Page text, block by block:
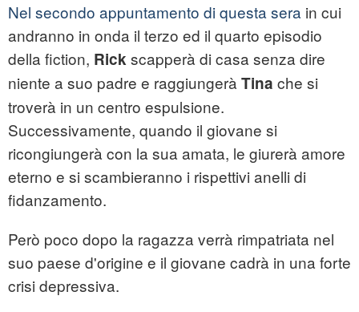
Nel secondo appuntamento di questa sera in cui
andranno in onda il terzo ed il quarto episodio
della fiction, Rickscapperà di casa senza dire
niente a suo padre e raggiungerà Tina che si
troverà in un centro espulsione.
Successivamente, quando il giovane si
ricongiungerà con la sua amata, le giurerà amore
eterno e si scambieranno i rispettivi anelli di
fidanzamento.
Però poco dopo la ragazza verrà rimpatriata nel
suo paese d'origine e il giovane cadrà in una forte
crisi depressiva.